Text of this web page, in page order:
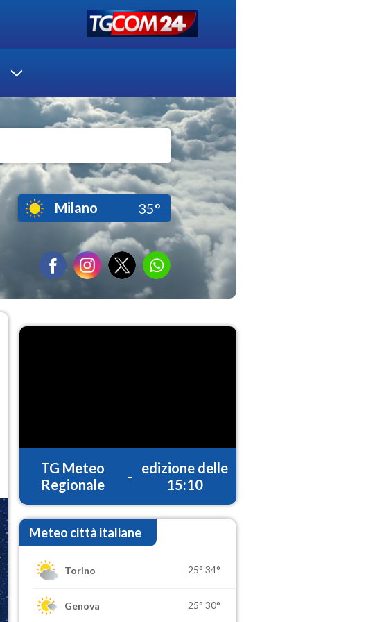
Milano 35°
TG Meteo
Regionale
-
edizione delle
15:10
Meteo città italiane
Torino 25° 34°
Genova 25° 30°